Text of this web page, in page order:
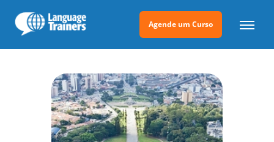
Agende um Curso